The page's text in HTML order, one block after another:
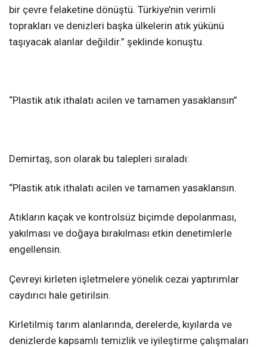
bir çevre felaketine dönüştü. Türkiye’nin verimli
toprakları ve denizleri başka ülkelerin atık yükünü
taşıyacak alanlar değildir.” şeklinde konuştu.
“​Plastik atık ithalatı acilen ve tamamen yasaklansın”
Demirtaş, son olarak bu talepleri sıraladı:
“​Plastik atık ithalatı acilen ve tamamen yasaklansın.​
Atıkların kaçak ve kontrolsüz biçimde depolanması,
yakılması ve doğaya bırakılması etkin denetimlerle
engellensin.​
Çevreyi kirleten işletmelere yönelik cezai yaptırımlar
caydırıcı hale getirilsin.​
Kirletilmiş tarım alanlarında, derelerde, kıyılarda ve
denizlerde kapsamlı temizlik ve iyileştirme çalışmaları